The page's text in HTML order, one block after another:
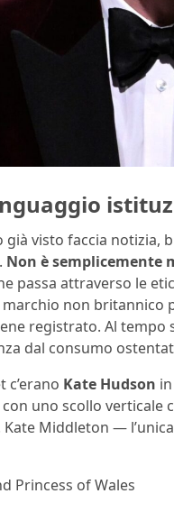
già visto faccia notizia,
Non è semplicemente
passa attraverso le
non britannico
registrato. Al
dal consumo
c’erano Kate Hudson
uno scollo verticale
Middleton —
Princess of Wales